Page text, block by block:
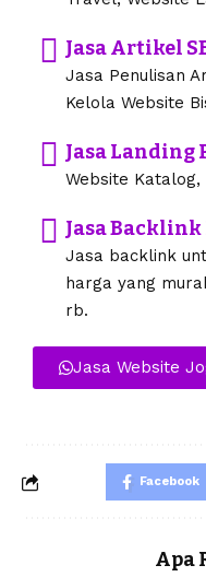
Jasa Artikel
Jasa Penulisan
Kelola Website
Jasa Landing
Website
Jasa Backlink
Jasa backlink
harga yang
rb.
Jasa Website
Facebook
Apa